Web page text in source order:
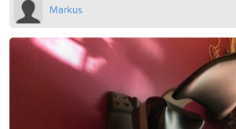
Markus